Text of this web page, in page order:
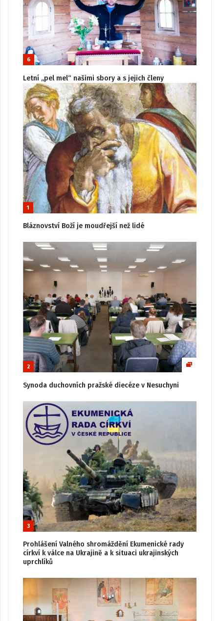
6
Letní „pel mel“ našimi sbory a s jejich členy
1
Bláznovství Boží je moudřejší než lidé
2
Synoda duchovních pražské diecéze v Nesuchyni
3
Prohlášení Valného shromáždění Ekumenické rady
církví k válce na Ukrajině a k situaci ukrajinských
uprchlíků